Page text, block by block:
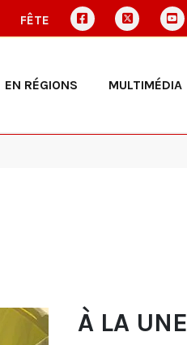
FÊTE
EN RÉGIONS MULTIMÉDIA
À LA UNE